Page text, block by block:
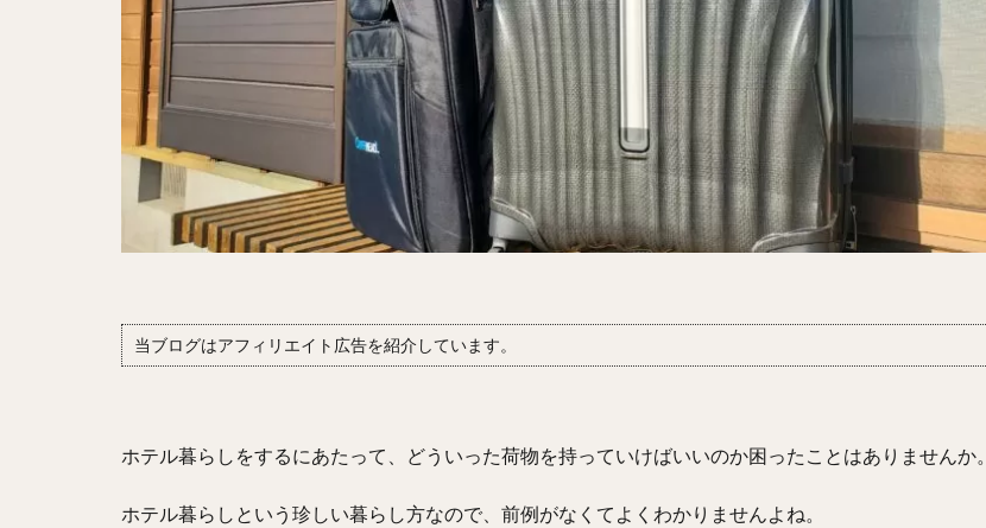
当ブログはアフィリエイト広告を紹介しています。
ホテル暮らしをするにあたって、どういった荷物を持っていけばいいのか困ったことはありませんか。
ホテル暮らしという珍しい暮らし方なので、前例がなくてよくわかりませんよね。